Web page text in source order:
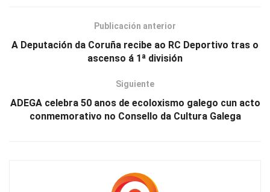
Publicación anterior
A Deputación da Coruña recibe ao RC Deportivo tras o
ascenso á 1ª división
Siguiente
ADEGA celebra 50 anos de ecoloxismo galego cun acto
conmemorativo no Consello da Cultura Galega